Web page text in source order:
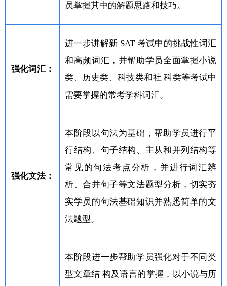
员掌握其中的解题思路和技巧。
强化词汇：
进一步讲解新 SAT 考试中的挑战性词汇
和高频词汇，并帮助学员全面掌握小说
类、历史类、科技类和社 科类等考试中
需要掌握的常考学科词汇。
强化文法：
本阶段以句法为基础，帮助学员进行平
行结构、句子结构、主从和并列结构等
常见的句法考点分析，并进行词汇辨
析、合并句子等文法题型分析，切实夯
实学员的句法基础知识并熟悉简单的文
法题型。
本阶段进一步帮助学员强化对于不同类
型文章结 构及语言的掌握，以小说与历